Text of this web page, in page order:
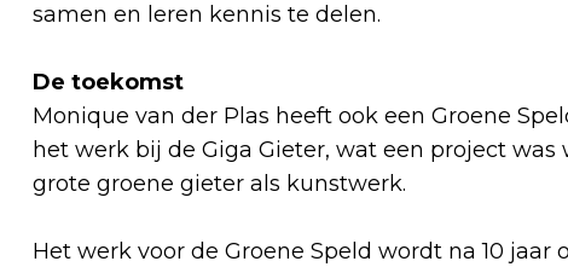
samen en leren kennis te delen.
De toekomst
Monique van der Plas heeft ook een Groene
het werk bij de Giga Gieter, wat een project
grote groene gieter als kunstwerk.
Het werk voor de Groene Speld wordt na 10